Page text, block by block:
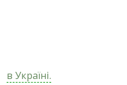
в Україні.